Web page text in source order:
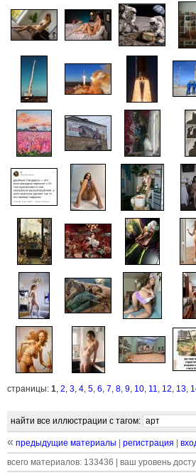
страницы: 1, 2, 3, 4, 5, 6, 7, 8, 9, 10, 11, 12, 13,
найти все иллюстрации с тагом:
« предыдущие материалы регистрация
всего материалов: 133436 | ваш уровень